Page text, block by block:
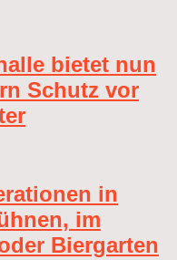
bietet nun
Schutz vor
in
im
Biergarten